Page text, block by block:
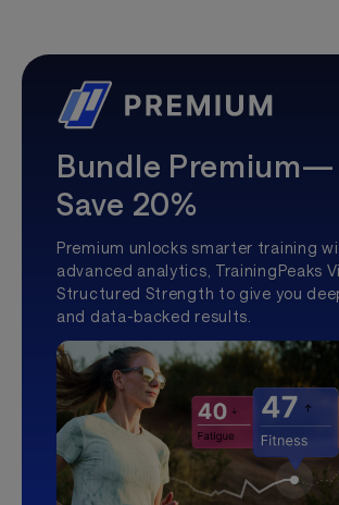
Bundle Premium—
Save 20%
Premium unlocks smarter training
advanced analytics, TrainingPeaks
Structured Strength to give you
and data-backed results.